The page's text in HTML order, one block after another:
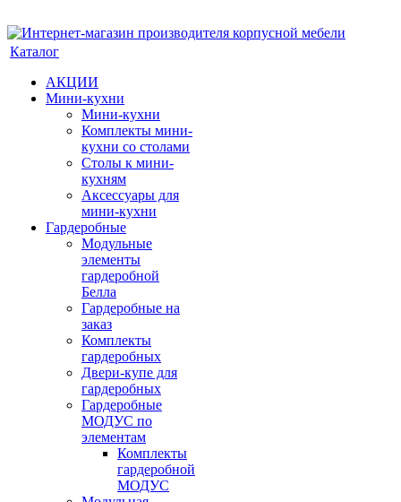
Каталог
АКЦИИ
Мини-кухни
Мини-кухни
Комплекты мини-
кухни со столами
Столы к мини-
кухням
Аксессуары для
мини-кухни
Гардеробные
Модульные
элементы
гардеробной
Белла
Гардеробные на
заказ
Комплекты
гардеробных
Двери-купе для
гардеробных
Гардеробные
МОДУС по
элементам
Комплекты
гардеробной
МОДУС